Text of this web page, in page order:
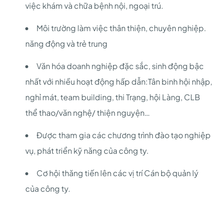
việc khám và chữa bệnh nội, ngoại trú.
Môi trường làm việc thân thiện, chuyên nghiệp.
năng động và trẻ trung
Văn hóa doanh nghiệp đặc sắc, sinh động bậc
nhất với nhiều hoạt động hấp dẫn:Tân binh hội nhập,
nghỉ mát, team building, thi Trạng, hội Làng, CLB
thể thao/văn nghệ/ thiện nguyện…
Được tham gia các chương trình đào tạo nghiệp
vụ, phát triển kỹ năng của công ty.
Cơ hội thăng tiến lên các vị trí Cán bộ quản lý
của công ty.